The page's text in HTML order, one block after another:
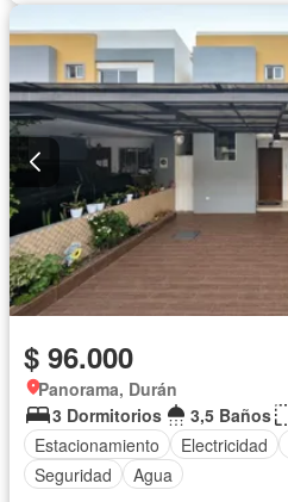
$ 96.000
Panorama, Durán
3 Dormitorios
3,5 Baños
Estacionamiento
Electricidad
Seguridad
Agua